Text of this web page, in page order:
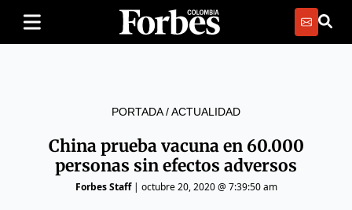
PORTADA/ACTUALIDAD
China prueba vacuna en 60.000
personas sin efectos adversos
Forbes Staff| octubre 20, 2020 @ 7:39:50 am